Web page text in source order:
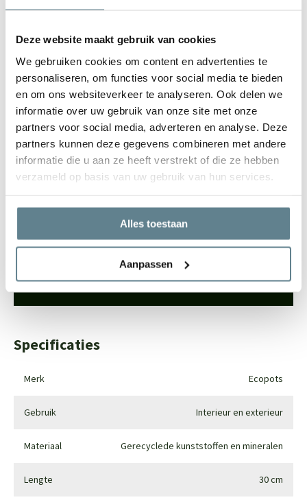
Deze website maakt gebruik van cookies
We gebruiken cookies om content en advertenties te
personaliseren, om functies voor social media te bieden
en om ons websiteverkeer te analyseren. Ook delen we
informatie over uw gebruik van onze site met onze
partners voor social media, adverteren en analyse. Deze
partners kunnen deze gegevens combineren met andere
informatie die u aan ze heeft verstrekt of die ze hebben
verzameld op basis van uw gebruik van hun services.
Alles toestaan
Aanpassen
gerecyclede materialen. Niet alleen de materialen zelf, maar ook
maakt. Met een Ecopots in je huis of tuin, weet je zeker dat je een
prachtige eye-catcher hebt die lang mee gaat.
We staan voor je klaar
Wil je advies of heb je een vraag? Neem contact op met ons
Bel0344-228104
info@polyesterplantenbakken.nl
Whatsapp0344-228104
Specificaties
Merk Ecopots
Gebruik Interieur en exterieur
Materiaal Gerecyclede kunststoffen en mineralen
Lengte 30 cm